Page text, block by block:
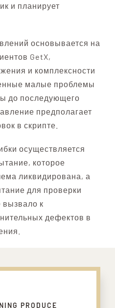
и планирует
основывается на
GetX,
и комплексности
малые проблемы
до последующего
предполагает
в скрипте.
осуществляется
которое
ликвидирована, а
для проверки
вызвало к
дефектов в
PRODUCE